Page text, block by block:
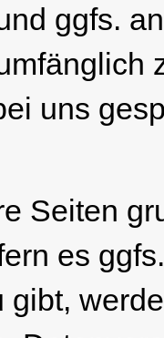
ggfs.
uns
Seiten
es
gibt,